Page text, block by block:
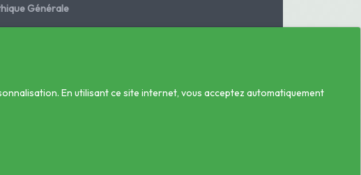
Générale
En utilisant ce site internet, vous acceptez automatiquement